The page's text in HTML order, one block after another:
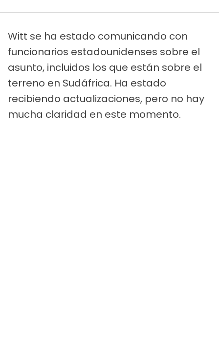
Witt se ha estado comunicando con
funcionarios estadounidenses sobre el
asunto, incluidos los que están sobre el
terreno en Sudáfrica. Ha estado
recibiendo actualizaciones, pero no hay
mucha claridad en este momento.